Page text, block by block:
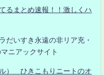
るまとめ速報！！激しくハ
だいすき永遠の非リア充・
ニアックサイト
） ひきこもりニートのオ